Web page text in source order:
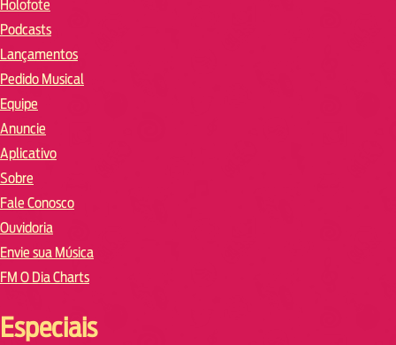
Holofote
Podcasts
Lançamentos
Pedido Musical
Equipe
Anuncie
Aplicativo
Sobre
Fale Conosco
Ouvidoria
Envie sua Música
FM O Dia Charts
Especiais